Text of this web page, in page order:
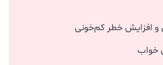
افزایش خطر کم‌خونی
خواب